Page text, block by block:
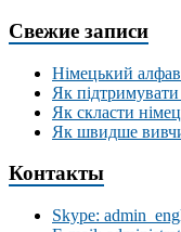
Свежие записи
Німецький
Як
Як скласти
Як швидше
Контакты
Skype: